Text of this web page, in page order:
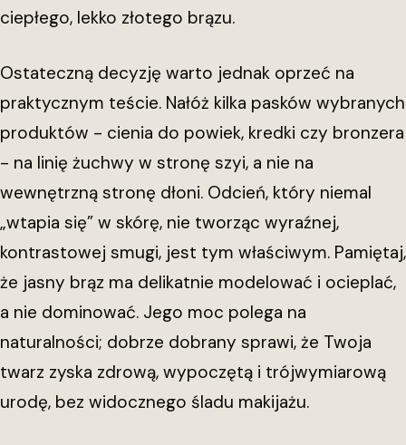
ciepłego, lekko złotego brązu.
Ostateczną decyzję warto jednak oprzeć na
praktycznym teście. Nałóż kilka pasków wybranych
produktów - cienia do powiek, kredki czy bronzera
- na linię żuchwy w stronę szyi, a nie na
wewnętrzną stronę dłoni. Odcień, który niemal
„wtapia się” w skórę, nie tworząc wyraźnej,
kontrastowej smugi, jest tym właściwym. Pamiętaj,
że jasny brąz ma delikatnie modelować i ocieplać,
a nie dominować. Jego moc polega na
naturalności; dobrze dobrany sprawi, że Twoja
twarz zyska zdrową, wypoczętą i trójwymiarową
urodę, bez widocznego śladu makijażu.